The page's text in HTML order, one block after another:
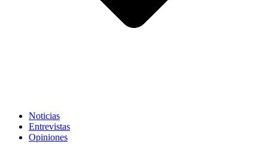
Noticias
Entrevistas
Opiniones